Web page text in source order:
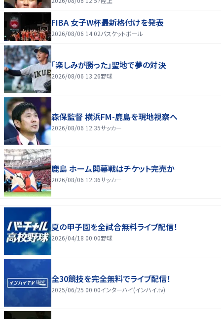
FIBA 女子W杯最新格付けを発表
2026/08/06 14:02バスケットボール
「楽しみが勝った」聖地で夢の対決
2026/08/06 13:26野球
森保監督 横浜FM-鹿島を現地視察へ
2026/08/06 12:35サッカー
鹿島 ホーム開幕戦はチケット完売か
2026/08/06 12:36サッカー
夏の甲子園を全試合無料ライブ配信！
2026/04/18 00:00野球
全30競技を完全無料でライブ配信！
2025/06/25 00:00インターハイ(インハイ.tv)